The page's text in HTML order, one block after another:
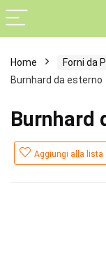
Home
Forni da
Burnhard da esterno
Burnhard
Aggiungi alla lista